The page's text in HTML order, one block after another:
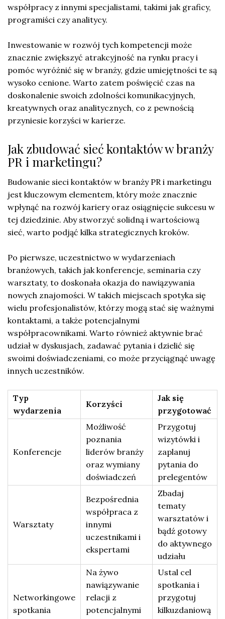
współpracy z innymi specjalistami, takimi jak graficy,
programiści czy analitycy.
Inwestowanie w rozwój tych kompetencji może
znacznie zwiększyć atrakcyjność na rynku pracy i
pomóc wyróżnić się w branży, gdzie umiejętności te są
wysoko cenione. Warto zatem poświęcić czas na
doskonalenie swoich zdolności komunikacyjnych,
kreatywnych oraz analitycznych, co z pewnością
przyniesie korzyści w karierze.
Jak zbudować sieć kontaktów w branży
PR i marketingu?
Budowanie sieci kontaktów w branży PR i marketingu
jest kluczowym elementem, który może znacznie
wpłynąć na rozwój kariery oraz osiągnięcie sukcesu w
tej dziedzinie. Aby stworzyć solidną i wartościową
sieć, warto podjąć kilka strategicznych kroków.
Po pierwsze, uczestnictwo w wydarzeniach
branżowych, takich jak konferencje, seminaria czy
warsztaty, to doskonała okazja do nawiązywania
nowych znajomości. W takich miejscach spotyka się
wielu profesjonalistów, którzy mogą stać się ważnymi
kontaktami, a także potencjalnymi
współpracownikami. Warto również aktywnie brać
udział w dyskusjach, zadawać pytania i dzielić się
swoimi doświadczeniami, co może przyciągnąć uwagę
innych uczestników.
Typ
wydarzenia
Korzyści
Jak się
przygotować
Konferencje
Możliwość
poznania
liderów branży
oraz wymiany
doświadczeń
Przygotuj
wizytówki i
zaplanuj
pytania do
prelegentów
Warsztaty
Bezpośrednia
współpraca z
innymi
uczestnikami i
ekspertami
Zbadaj
tematy
warsztatów i
bądź gotowy
do aktywnego
udziału
Networkingowe
spotkania
Na żywo
nawiązywanie
relacji z
potencjalnymi
Ustal cel
spotkania i
przygotuj
kilkuzdaniową